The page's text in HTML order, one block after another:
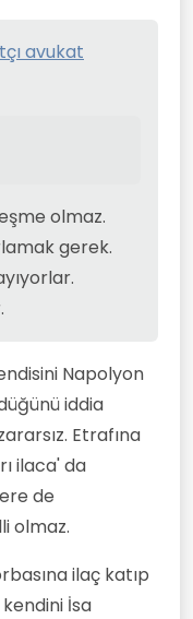
depo
3-4 ayda bir tek
avukat
olmaz.
gerek.
Napolyon
iddia
Etrafına
ilaca' da
de
olmaz.
ilaç katıp
İsa